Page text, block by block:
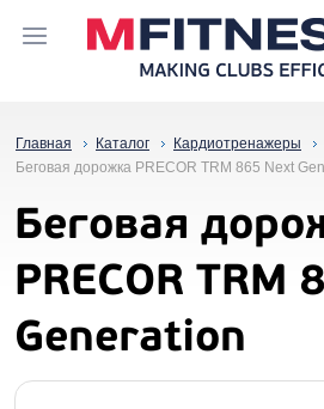
Главная Каталог Кардиотренажеры
Беговая дорожка PRECOR TRM 865 Next
Беговая
PRECOR TRM
Generation